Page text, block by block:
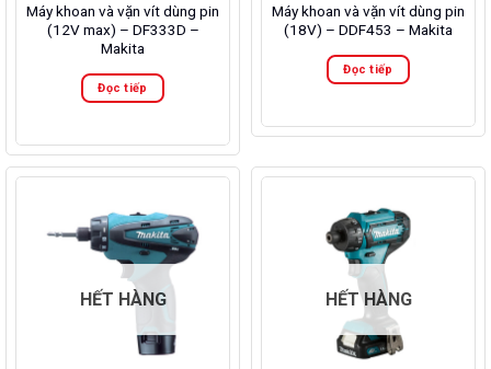
Máy khoan và vặn vít dùng pin
(12V max) – DF333D –
Makita
Đọc tiếp
Máy khoan và vặn vít dùng pin
(18V) – DDF453 – Makita
Đọc tiếp
HẾT HÀNG HẾT HÀNG